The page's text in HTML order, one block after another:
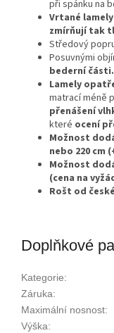
při spánku na
Vrtané
zmírňují tak
Středový
Posuvnými
bederní části.
Lamely
matrací méně
přenášení
které ocení
Možnost
nebo 220 cm
Možnost
(cena na
Rošt od
Doplňkové
Kategorie:
Záruka:
Maximální nosnost:
Výška: